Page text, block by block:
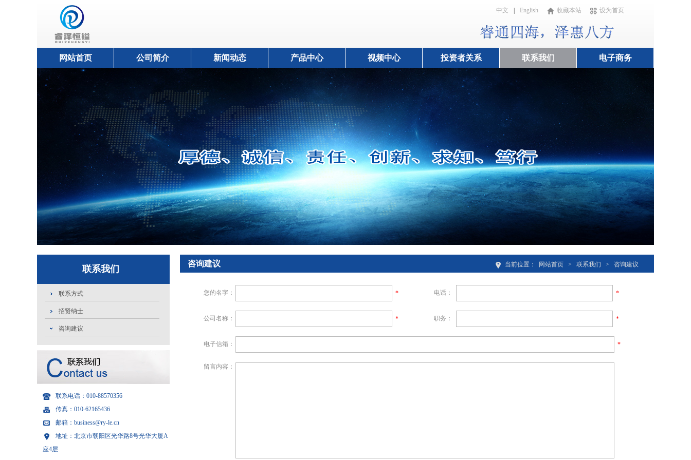
中文 English 收藏本站 设为首页
网站首页 公司简介 新闻动态 产品中心 视频中心 投资者关系 联系我们 电子商务
联系我们
联系方式
招贤纳士
咨询建议
联系电话：010-88570356
传真：010-62165436
邮箱：business@ry-le.cn
地址：北京市朝阳区光华路8号光华大厦A
座4层
咨询建议 当前位置： 网站首页 > 联系我们 > 咨询建议
您的名字： * 电话： *
公司名称： * 职务： *
电子信箱： *
留言内容：